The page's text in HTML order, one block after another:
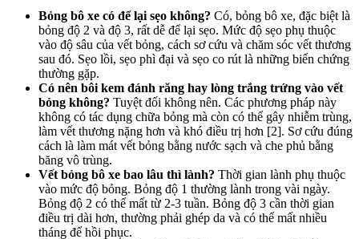
Bỏng bô xe có để lại sẹo không? Có, bỏng bô xe, đặc biệt là
bỏng độ 2 và độ 3, rất dễ để lại sẹo. Mức độ sẹo phụ thuộc
vào độ sâu của vết bỏng, cách sơ cứu và chăm sóc vết thương
sau đó. Sẹo lồi, sẹo phì đại và sẹo co rút là những biến chứng
thường gặp.
Có nên bôi kem đánh răng hay lòng trắng trứng vào vết
bỏng không? Tuyệt đối không nên. Các phương pháp này
không có tác dụng chữa bỏng mà còn có thể gây nhiễm trùng,
làm vết thương nặng hơn và khó điều trị hơn [2]. Sơ cứu đúng
cách là làm mát vết bỏng bằng nước sạch và che phủ bằng
băng vô trùng.
Vết bỏng bô xe bao lâu thì lành? Thời gian lành phụ thuộc
vào mức độ bỏng. Bỏng độ 1 thường lành trong vài ngày.
Bỏng độ 2 có thể mất từ 2-3 tuần. Bỏng độ 3 cần thời gian
điều trị dài hơn, thường phải ghép da và có thể mất nhiều
tháng để hồi phục.